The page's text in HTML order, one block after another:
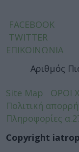
FACEBOOK
TWITTER
ΕΠΙΚΟΙΝΩΝΙΑ
Αριθμός
Site Map ΟΡΟΙ
Πολιτική
Πληροφορίες
Copyright